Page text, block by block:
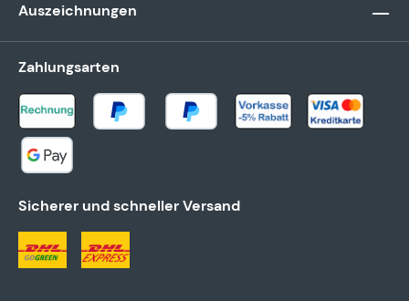
Auszeichnungen
Zahlungsarten
Sicherer und schneller Versand